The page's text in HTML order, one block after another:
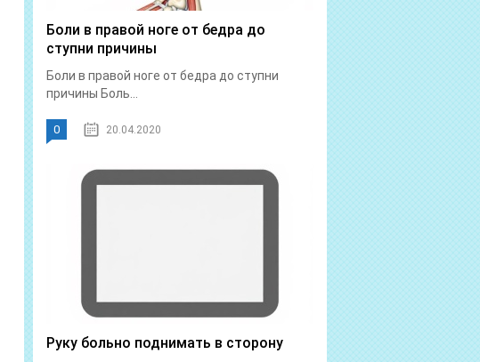
Боли в правой ноге от бедра до
ступни причины
Боли в правой ноге от бедра до ступни
причины Боль...
0 20.04.2020
Руку больно поднимать в сторону